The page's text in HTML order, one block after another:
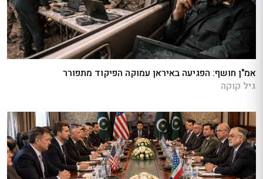
אמ"ן חושף: הפגיעה באיראן עמוקה הפיקוד מתפורר
גיל קוקה